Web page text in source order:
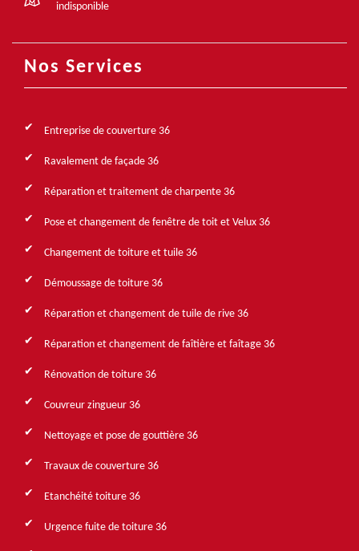
indisponible
Nos Services
Entreprise de couverture 36
Ravalement de façade 36
Réparation et traitement de charpente 36
Pose et changement de fenêtre de toit et Velux 36
Changement de toiture et tuile 36
Démoussage de toiture 36
Réparation et changement de tuile de rive 36
Réparation et changement de faîtière et faîtage 36
Rénovation de toiture 36
Couvreur zingueur 36
Nettoyage et pose de gouttière 36
Travaux de couverture 36
Etanchéité toiture 36
Urgence fuite de toiture 36